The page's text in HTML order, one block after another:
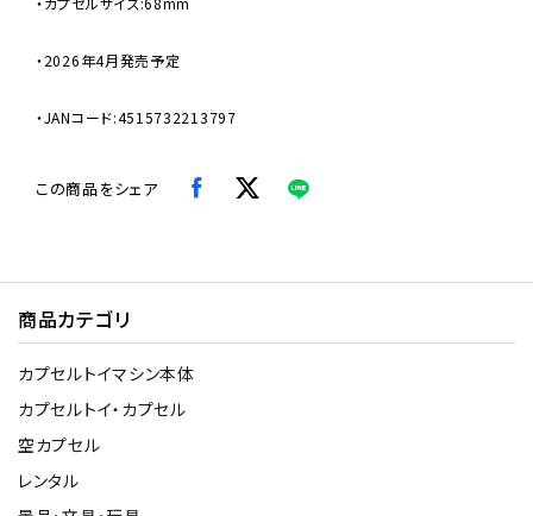
・2026年4月発売予定
・JANコード:4515732213797
この商品をシェア
商品カテゴリ
カプセルトイマシン本体
カプセルトイ・カプセル
空カプセル
レンタル